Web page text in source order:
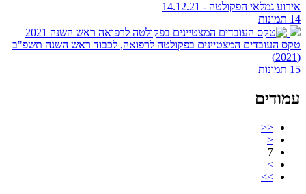
אירוע גמלאי הפקולטה - 14.12.21
14 תמונות
טקס העובדים המצטיינים בפקולטה לרפואה, לכבוד ראש השנה תשפ"ב
(2021)
15 תמונות
עמודים
<<
<
7
>
>>